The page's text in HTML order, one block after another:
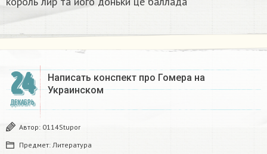
24
ДЕКАБРЬ
Написать конспект про Гомера на
Украинском​
Автор: 0114Stupor
Предмет: Литература